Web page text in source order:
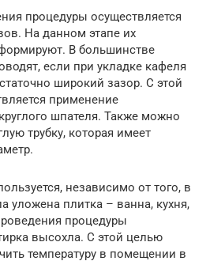
процедуры осуществляется
На данном этапе их
В большинстве
если при укладке кафеля
широкий зазор. С этой
применение
шпателя. Также можно
трубку, которая имеет
независимо от того, в
уложена плитка – ванна, кухня,
процедуры
высохла. С этой целью
температуру в помещении в